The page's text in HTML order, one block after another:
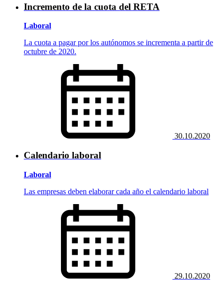
Incremento de la cuota del RETA
Laboral
La cuota a pagar por los autónomos se incrementa a partir de
octubre de 2020.
30.10.2020
Calendario laboral
Laboral
Las empresas deben elaborar cada año el calendario laboral
29.10.2020